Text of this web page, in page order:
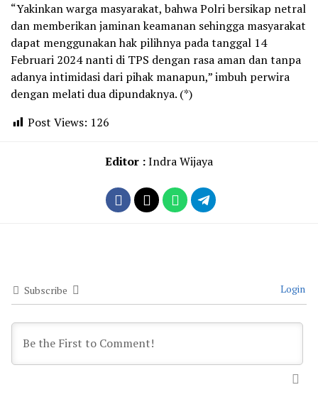
“Yakinkan warga masyarakat, bahwa Polri bersikap netral
dan memberikan jaminan keamanan sehingga masyarakat
dapat menggunakan hak pilihnya pada tanggal 14
Februari 2024 nanti di TPS dengan rasa aman dan tanpa
adanya intimidasi dari pihak manapun,” imbuh perwira
dengan melati dua dipundaknya. (*)
Post Views: 126
Editor :Indra Wijaya
Subscribe Login